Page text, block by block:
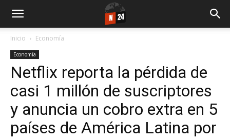
Inicio Economía
Economía
Netflix reporta la pérdida de
casi 1 millón de suscriptores
y anuncia un cobro extra en 5
países de América Latina por